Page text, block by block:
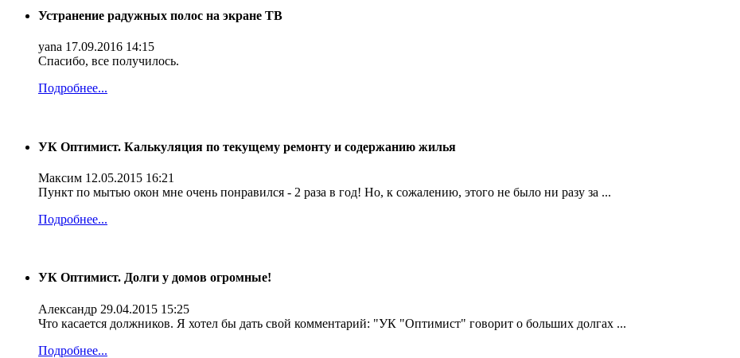
Устранение радужных полос на экране ТВ
yana 17.09.2016 14:15
Спасибо, все получилось.
Подробнее...
УК Оптимист. Калькуляция по текущему ремонту и содержанию жилья
Максим 12.05.2015 16:21
Пункт по мытью окон мне очень понравился - 2 раза в год! Но, к сожалению, этого не было ни разу за ...
Подробнее...
УК Оптимист. Долги у домов огромные!
Александр 29.04.2015 15:25
Что касается должников. Я хотел бы дать свой комментарий: "УК "Оптимист" говорит о больших долгах ...
Подробнее...